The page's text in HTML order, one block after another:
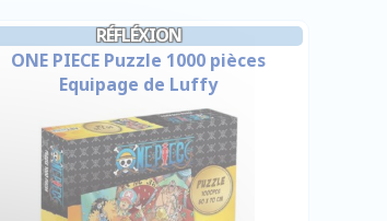
RÉFLÉXION
ONE PIECE Puzzle 1000 pièces
Equipage de Luffy